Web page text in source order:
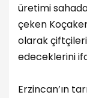
üretimi
çeken
olarak
edeceklerini
Erzincan’ın